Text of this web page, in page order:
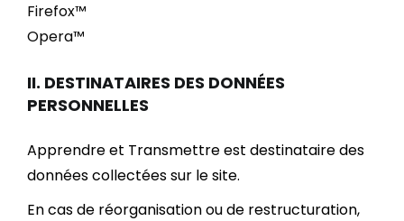
Firefox™
Opera™
II. DESTINATAIRES DES DONNÉES
PERSONNELLES
Apprendre et Transmettre est destinataire des
données collectées sur le site.
En cas de réorganisation ou de restructuration,